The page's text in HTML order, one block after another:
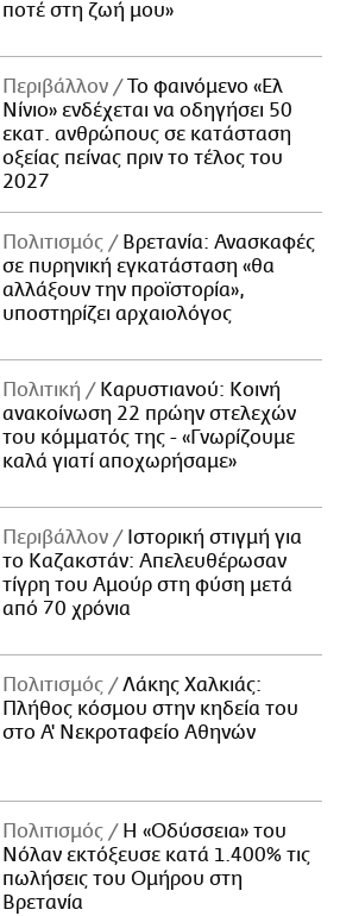
ποτέ στη ζωή μου»
Περιβάλλον
Το φαινόμενο «Ελ
Νίνιο» ενδέχεται να οδηγήσει 50
εκατ. ανθρώπους σε κατάσταση
οξείας πείνας πριν το τέλος του
2027
Πολιτισμός
Βρετανία: Ανασκαφές
σε πυρηνική εγκατάσταση «θα
αλλάξουν την προϊστορία»,
υποστηρίζει αρχαιολόγος
Πολιτική
Καρυστιανού: Κοινή
ανακοίνωση 22 πρώην στελεχών
του κόμματός της - «Γνωρίζουμε
καλά γιατί αποχωρήσαμε»
Περιβάλλον
Ιστορική στιγμή για
το Καζακστάν: Απελευθέρωσαν
τίγρη του Αμούρ στη φύση μετά
από 70 χρόνια
Πολιτισμός
Λάκης Χαλκιάς:
Πλήθος κόσμου στην κηδεία του
στο Α' Νεκροταφείο Αθηνών
Πολιτισμός
Η «Οδύσσεια» του
Νόλαν εκτόξευσε κατά 1.400% τις
πωλήσεις του Ομήρου στη
Βρετανία